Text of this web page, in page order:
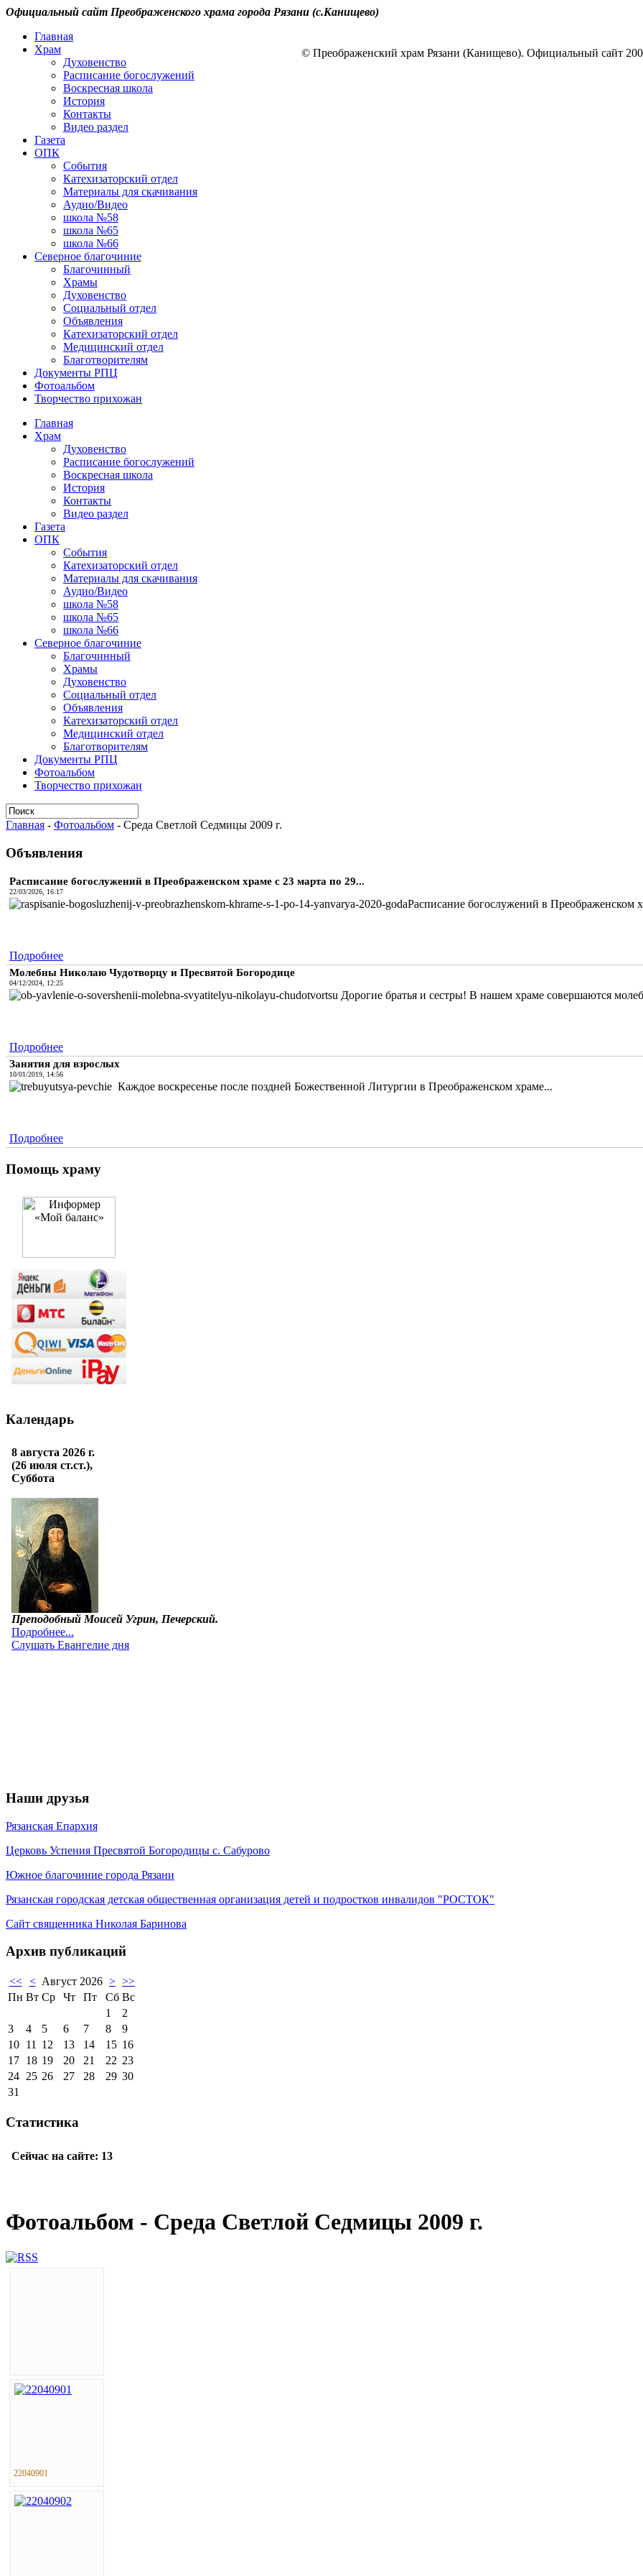
Официальный сайт Преображенского храма города Рязани (с.Канищево)
Главная
Храм
Духовенство
Расписание богослужений
Воскресная школа
История
Контакты
Видео раздел
Газета
ОПК
События
Катехизаторский отдел
Материалы для скачивания
Аудио/Видео
школа №58
школа №65
школа №66
Северное благочиние
Благочинный
Храмы
Духовенство
Социальный отдел
Объявления
Катехизаторский отдел
Медицинский отдел
Благотворителям
Документы РПЦ
Фотоальбом
Творчество прихожан
Главная
Храм
Духовенство
Расписание богослужений
Воскресная школа
История
Контакты
Видео раздел
Газета
ОПК
События
Катехизаторский отдел
Материалы для скачивания
Аудио/Видео
школа №58
школа №65
школа №66
Северное благочиние
Благочинный
Храмы
Духовенство
Социальный отдел
Объявления
Катехизаторский отдел
Медицинский отдел
Благотворителям
Документы РПЦ
Фотоальбом
Творчество прихожан
Главная - Фотоальбом - Среда Светлой Седмицы 2009 г.
Объявления
Расписание богослужений в Преображенском храме с 23 марта по 29...
22/03/2026, 16:17
Расписание богослужений в Преображенском
Подробнее
Молебны Николаю Чудотворцу и Пресвятой Богородице
04/12/2024, 12:25
Дорогие братья и сестры! В нашем храме совершаются
Подробнее
Занятия для взрослых
10/01/2019, 14:56
Каждое воскресенье после поздней Божественной Литургии в Преображенском храме...
Подробнее
Помощь храму
Календарь
Наши друзья
Рязанская Епархия
Церковь Успения Пресвятой Богородицы с. Сабурово
Южное благочиние города Рязани
Рязанская городская детская общественная организация детей и подростков инвалидов "РОСТОК"
Сайт священника Николая Баринова
Архив публикаций
<< < Август 2026 > >>
Пн Вт Ср Чт Пт Сб Вс
1
2
3
4 5 6 7 8
9
10 11 12 13 14 15 16
17 18 19 20 21 22 23
24 25 26 27 28 29 30
31
Статистика
Фотоальбом - Среда Светлой Седмицы 2009 г.
22040901
© Преображенский храм Рязани (Канищево). Официальный сайт